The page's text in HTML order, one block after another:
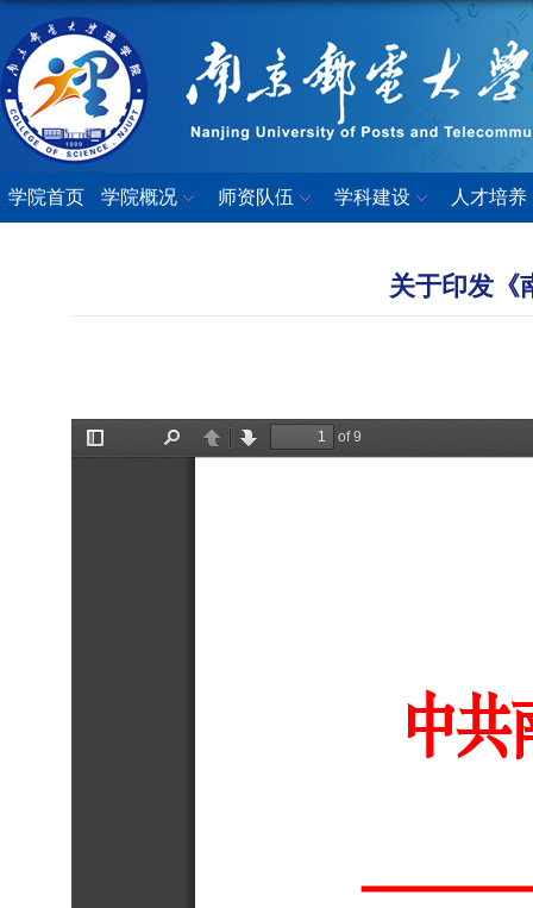
学院首页 学院概况 师资队伍 学科建设 人才培养
关于印发《